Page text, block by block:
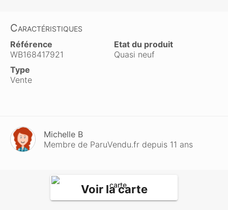
Caractéristiques
Référence
WB168417921
Etat du produit
Quasi neuf
Type
Vente
Michelle B
Membre de ParuVendu.fr depuis 11 ans
Voir la carte